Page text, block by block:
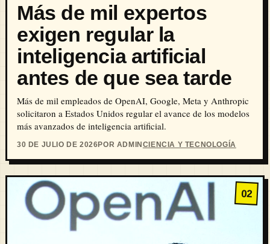
Más de mil expertos
exigen regular la
inteligencia artificial
antes de que sea tarde
Más de mil empleados de OpenAI, Google, Meta y Anthropic
solicitaron a Estados Unidos regular el avance de los modelos
más avanzados de inteligencia artificial.
30 DE JULIO DE 2026POR ADMINCIENCIA Y TECNOLOGÍA
02